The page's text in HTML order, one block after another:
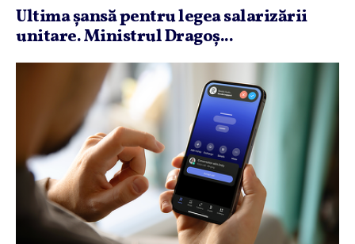
Ultima şansă pentru legea salarizării
unitare. Ministrul Dragoş...